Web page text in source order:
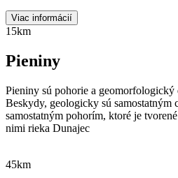
Viac informácií
15km
Pieniny
Pieniny sú pohorie a
Beskydy, geologicky sú samostatným
samostatným pohorím, ktoré je
nimi rieka Dunajec
45km